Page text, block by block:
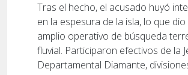
Tras el hecho, el acusado huyó
en la espesura de la isla, lo que
amplio operativo de búsqueda
fluvial. Participaron efectivos de la
Departamental Diamante,